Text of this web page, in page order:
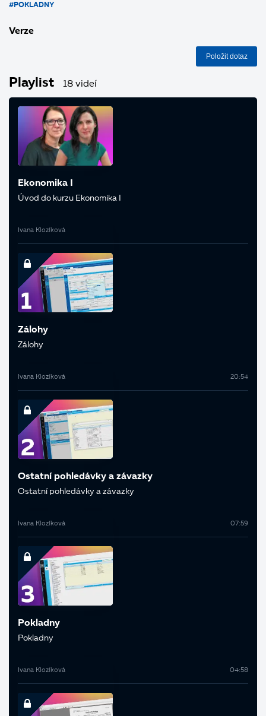
#POKLADNY
Verze
Položit dotaz
Playlist 18 videí
Ekonomika I
Úvod do kurzu Ekonomika I
Ivana Klozíková
Zálohy
Zálohy
Ivana Klozíková 20:54
Ostatní pohledávky a závazky
Ostatní pohledávky a závazky
Ivana Klozíková 07:59
Pokladny
Pokladny
Ivana Klozíková 04:58